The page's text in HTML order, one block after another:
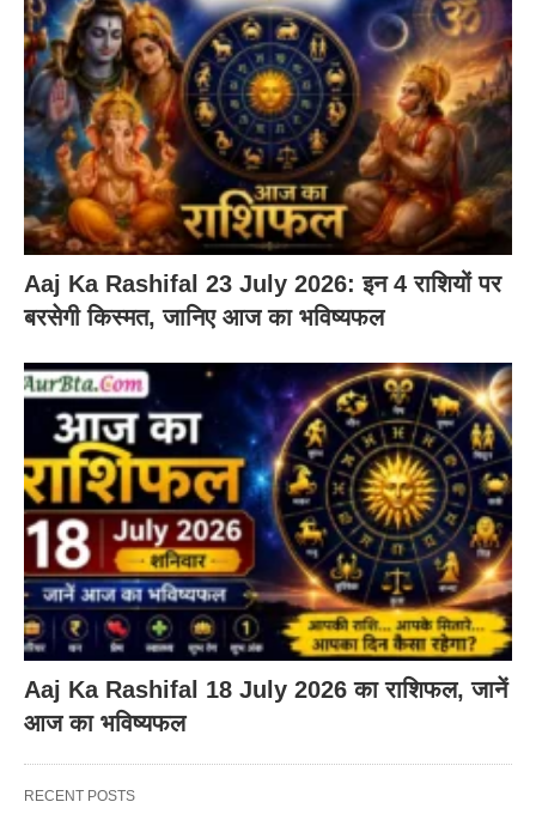
Aaj Ka Rashifal 23 July 2026: इन 4 राशियों पर
बरसेगी किस्मत, जानिए आज का भविष्यफल
Aaj Ka Rashifal 18 July 2026 का राशिफल, जानें
आज का भविष्यफल
RECENT POSTS